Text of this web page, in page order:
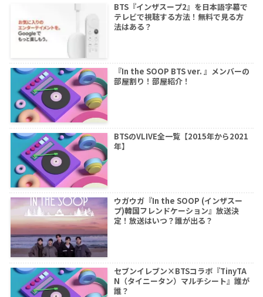
BTS『インザスープ2』を日本語字幕で
テレビで視聴する方法！無料で見る方
法はある？
『In the SOOP BTS ver. 』メンバーの
部屋割り！部屋紹介！
BTSのVLIVE全一覧【2015年から2021
年】
ウガウガ『In the SOOP (インザスー
プ)韓国フレンドケーション』放送決
定！放送はいつ？誰が出る？
セブンイレブン×BTSコラボ『TinyTA
N（タイニータン）マルチシート』誰が
誰？